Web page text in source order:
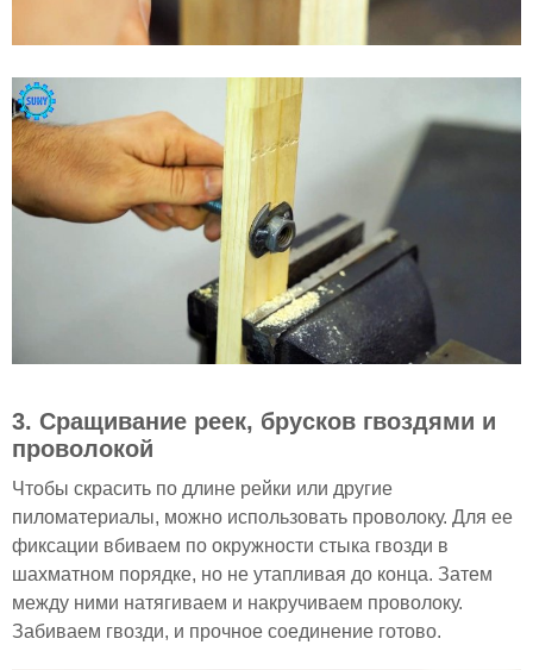
3. Сращивание реек, брусков гвоздями и
проволокой
Чтобы скрасить по длине рейки или другие
пиломатериалы, можно использовать проволоку. Для ее
фиксации вбиваем по окружности стыка гвозди в
шахматном порядке, но не утапливая до конца. Затем
между ними натягиваем и накручиваем проволоку.
Забиваем гвозди, и прочное соединение готово.